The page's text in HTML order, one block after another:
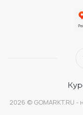
2026 © GOMARKT.RU